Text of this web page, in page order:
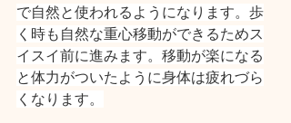
で自然と使われるようになります。歩
く時も自然な重心移動ができるためス
イスイ前に進みます。移動が楽になる
と体力がついたように身体は疲れづら
くなります。